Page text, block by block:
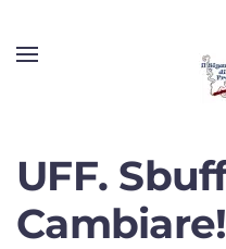
UFF.
Cambiare!